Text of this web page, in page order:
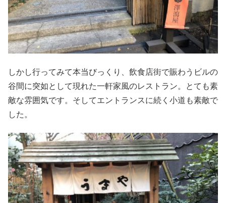
しかし行ってみて本当びっくり、飲食店街で賑わうビルの
谷間に突如として現れた一軒家風のレストラン。とても素
敵な雰囲気です。そしてエントランスに続く小道も素敵で
した。